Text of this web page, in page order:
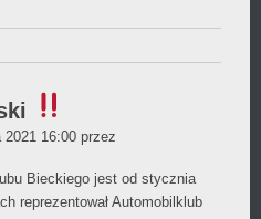
2021 16:00 przez
Bieckiego jest od stycznia
reprezentował Automobilklub